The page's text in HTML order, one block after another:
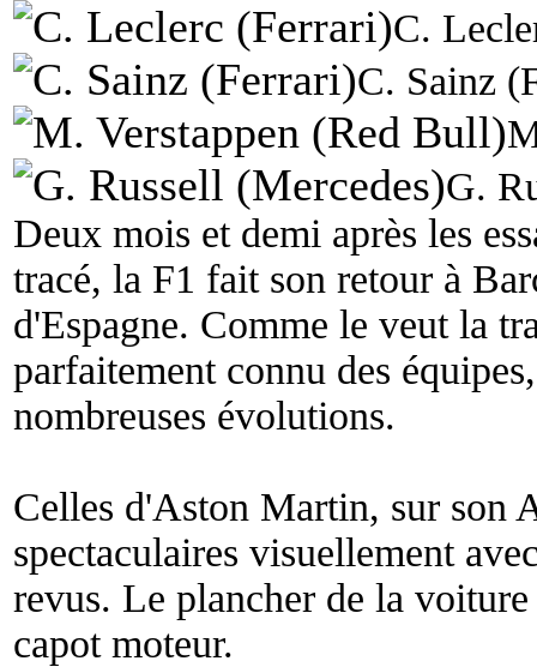
C.
C. Sainz
G.
Deux mois et demi après les
tracé, la F1 fait son retour à
d'Espagne. Comme le veut la
parfaitement connu des
nombreuses évolutions.
Celles d'Aston Martin, sur son
spectaculaires visuellement
revus. Le plancher de la
capot moteur.